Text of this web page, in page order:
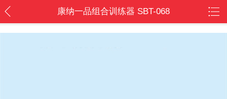
康纳一品组合训练器 SBT-068